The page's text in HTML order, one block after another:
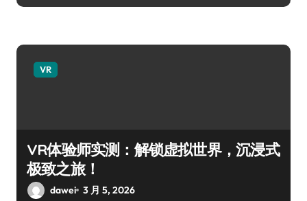
VR
VR体验师实测：解锁虚拟世界，沉浸式
极致之旅！
dawei 3 月 5, 2026